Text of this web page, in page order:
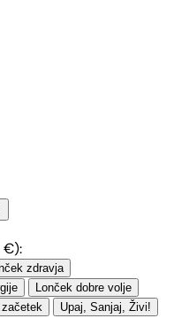
€):
zdravja
Lonček dobre volje
Upaj, Sanjaj, Živi!